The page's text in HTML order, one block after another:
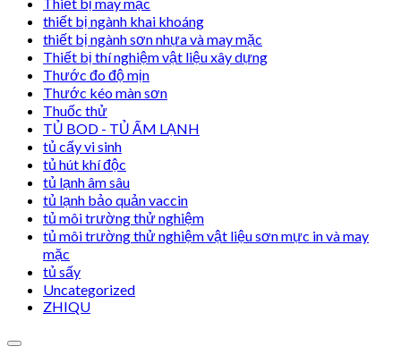
Thiết bị may mặc
thiết bị ngành khai khoáng
thiết bị ngành sơn nhựa và may mặc
Thiết bị thí nghiệm vật liệu xây dựng
Thước đo độ mịn
Thước kéo màn sơn
Thuốc thử
TỦ BOD - TỦ ẤM LẠNH
tủ cấy vi sinh
tủ hút khí độc
tủ lạnh âm sâu
tủ lạnh bảo quản vaccin
tủ môi trường thử nghiệm
tủ môi trường thử nghiệm vật liệu sơn mực in và may
mặc
tủ sấy
Uncategorized
ZHIQU